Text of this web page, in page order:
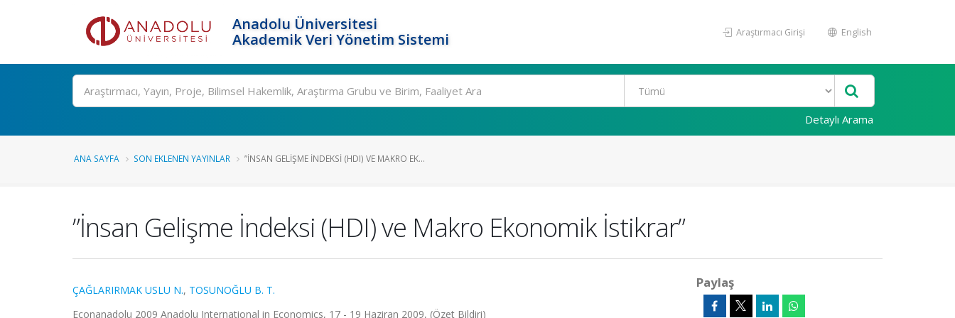
Anadolu Üniversitesi
Akademik Veri Yönetim Sistemi
Araştırmacı Girişi English
Ara
Detaylı Arama
ANA SAYFA SON EKLENEN YAYINLAR ”İNSAN GELIŞME İNDEKSI (HDI) VE MAKRO EK...
”İnsan Gelişme İndeksi (HDI) ve Makro Ekonomik İstikrar”
ÇAĞLARIRMAK USLU N., TOSUNOĞLU B. T.
Econanadolu 2009 Anadolu International in Economics, 17 - 19 Haziran 2009, (Özet Bildiri)
Paylaş